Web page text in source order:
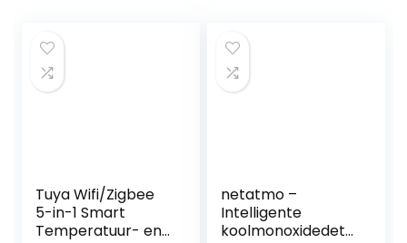
Tuya Wifi/Zigbee
5-in-1 Smart
Temperatuur- en
netatmo –
Intelligente
koolmonoxidedete